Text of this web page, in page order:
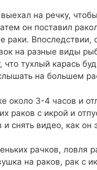
на речку,
он поставил
раки. Впоследствии,
на разные виды
что тухлый карась
на большем
около 3-4 часов и
раков с икрой и
снять видео, как он
рачков,
на раков, рак с